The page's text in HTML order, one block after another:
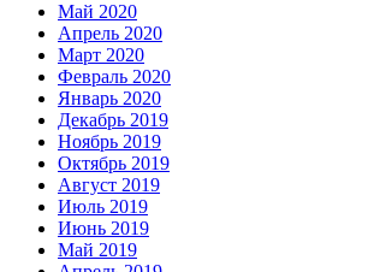
Май 2020
Апрель 2020
Март 2020
Февраль 2020
Январь 2020
Декабрь 2019
Ноябрь 2019
Октябрь 2019
Август 2019
Июль 2019
Июнь 2019
Май 2019